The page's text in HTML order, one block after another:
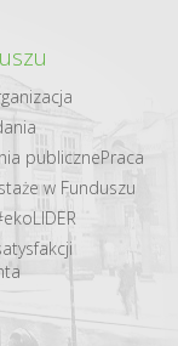
publicznePraca
w Funduszu